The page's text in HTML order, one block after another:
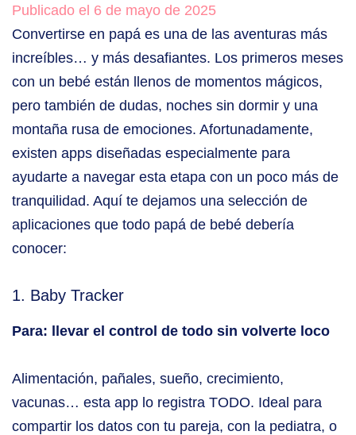
Publicado el 6 de mayo de 2025
Convertirse en papá es una de las aventuras más
increíbles… y más desafiantes. Los primeros meses
con un bebé están llenos de momentos mágicos,
pero también de dudas, noches sin dormir y una
montaña rusa de emociones. Afortunadamente,
existen apps diseñadas especialmente para
ayudarte a navegar esta etapa con un poco más de
tranquilidad. Aquí te dejamos una selección de
aplicaciones que todo papá de bebé debería
conocer:
1. Baby Tracker
Para: llevar el control de todo sin volverte loco
Alimentación, pañales, sueño, crecimiento,
vacunas… esta app lo registra TODO. Ideal para
compartir los datos con tu pareja, con la pediatra, o